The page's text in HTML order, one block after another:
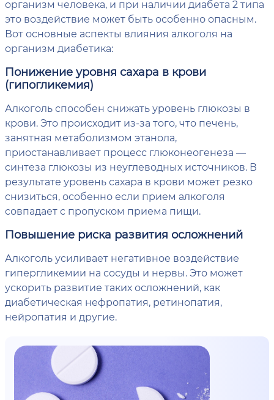
организм человека, и при наличии диабета 2 типа
это воздействие может быть особенно опасным.
Вот основные аспекты влияния алкоголя на
организм диабетика:
Понижение уровня сахара в крови
(гипогликемия)
Алкоголь способен снижать уровень глюкозы в
крови. Это происходит из-за того, что печень,
занятная метаболизмом этанола,
приостанавливает процесс глюконеогенеза —
синтеза глюкозы из неуглеводных источников. В
результате уровень сахара в крови может резко
снизиться, особенно если прием алкоголя
совпадает с пропуском приема пищи.
Повышение риска развития осложнений
Алкоголь усиливает негативное воздействие
гипергликемии на сосуды и нервы. Это может
ускорить развитие таких осложнений, как
диабетическая нефропатия, ретинопатия,
нейропатия и другие.